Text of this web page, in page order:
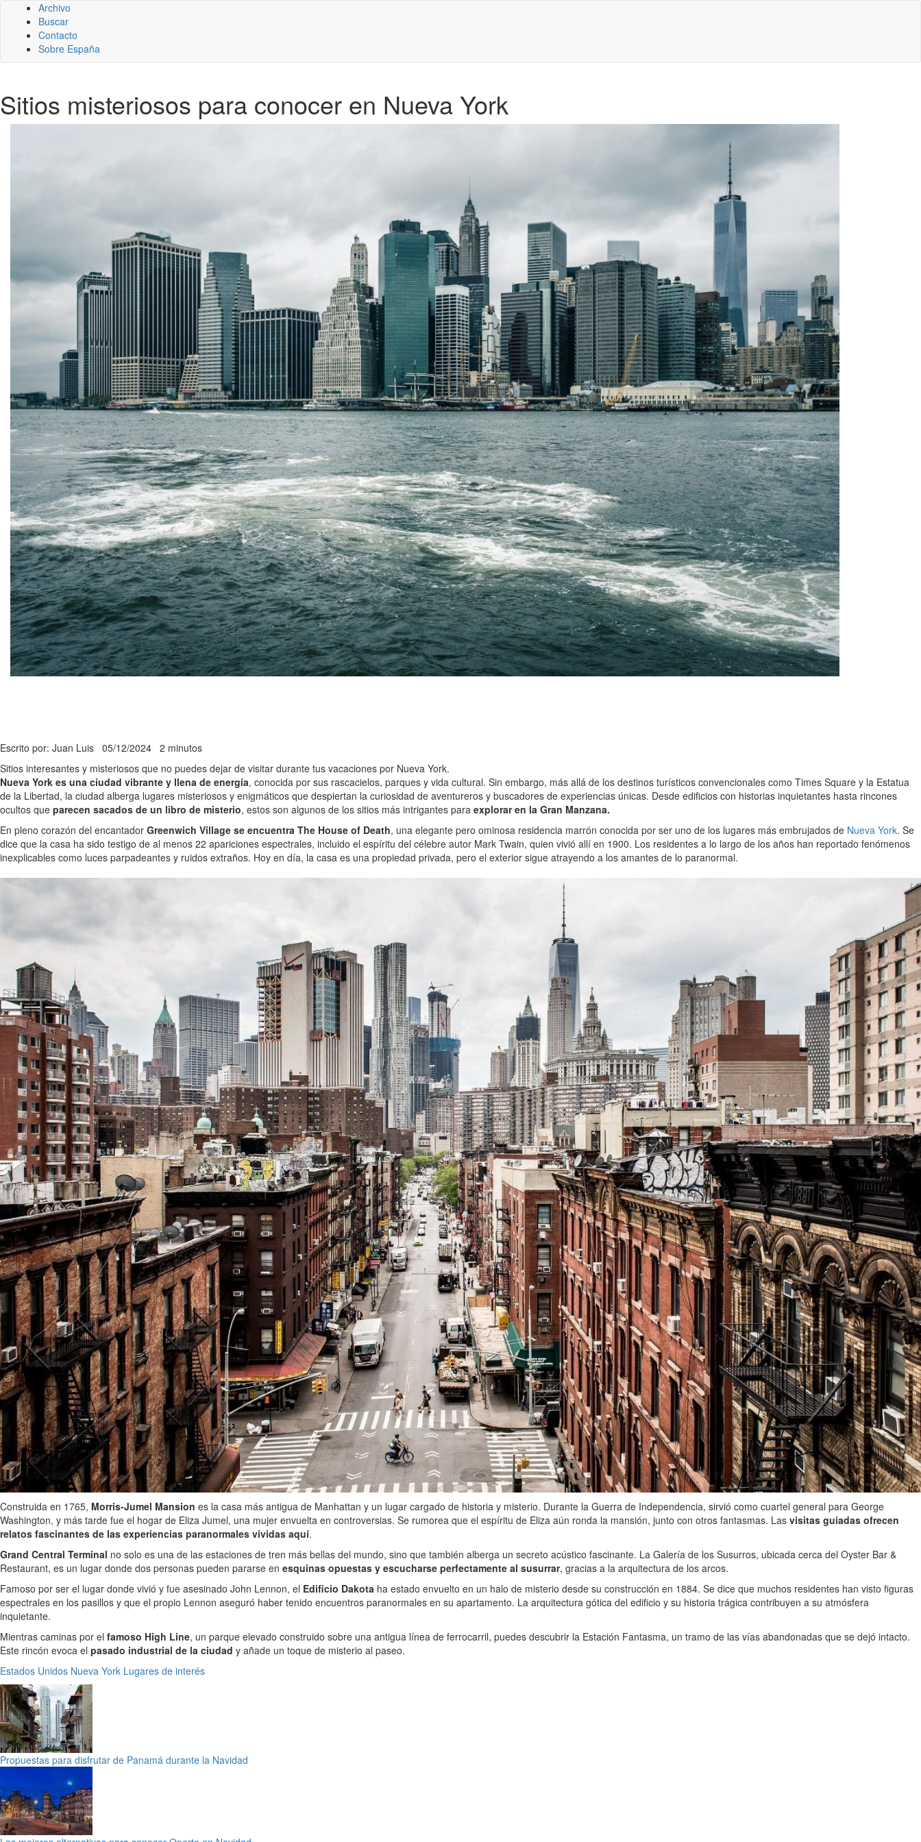
Archivo
Buscar
Contacto
Sobre España
Sitios misteriosos para conocer en Nueva York
Escrito por: Juan Luis 05/12/2024 2 minutos
Sitios interesantes y misteriosos que no puedes dejar de visitar durante tus vacaciones por Nueva York.
Nueva York es una ciudad vibrante y llena de energía, conocida por sus rascacielos, parques y vida cultural. Sin embargo, más allá de los destinos turísticos convencionales como Times Square y la Estatua
de la Libertad, la ciudad alberga lugares misteriosos y enigmáticos que despiertan la curiosidad de aventureros y buscadores de experiencias únicas. Desde edificios con historias inquietantes hasta rincones
ocultos que parecen sacados de un libro de misterio, estos son algunos de los sitios más intrigantes para explorar en la Gran Manzana.
En pleno corazón del encantador Greenwich Village se encuentra The House of Death, una elegante pero ominosa residencia marrón conocida por ser uno de los lugares más embrujados de Nueva York. Se
dice que la casa ha sido testigo de al menos 22 apariciones espectrales, incluido el espíritu del célebre autor Mark Twain, quien vivió allí en 1900. Los residentes a lo largo de los años han reportado fenómenos
inexplicables como luces parpadeantes y ruidos extraños. Hoy en día, la casa es una propiedad privada, pero el exterior sigue atrayendo a los amantes de lo paranormal.
Construida en 1765, Morris-Jumel Mansion es la casa más antigua de Manhattan y un lugar cargado de historia y misterio. Durante la Guerra de Independencia, sirvió como cuartel general para George
Washington, y más tarde fue el hogar de Eliza Jumel, una mujer envuelta en controversias. Se rumorea que el espíritu de Eliza aún ronda la mansión, junto con otros fantasmas. Las visitas guiadas ofrecen
relatos fascinantes de las experiencias paranormales vividas aquí.
Grand Central Terminal no solo es una de las estaciones de tren más bellas del mundo, sino que también alberga un secreto acústico fascinante. La Galería de los Susurros, ubicada cerca del Oyster Bar &
Restaurant, es un lugar donde dos personas pueden pararse en esquinas opuestas y escucharse perfectamente al susurrar, gracias a la arquitectura de los arcos.
Famoso por ser el lugar donde vivió y fue asesinado John Lennon, el Edificio Dakota ha estado envuelto en un halo de misterio desde su construcción en 1884. Se dice que muchos residentes han visto figuras
espectrales en los pasillos y que el propio Lennon aseguró haber tenido encuentros paranormales en su apartamento. La arquitectura gótica del edificio y su historia trágica contribuyen a su atmósfera
inquietante.
Mientras caminas por el famoso High Line, un parque elevado construido sobre una antigua línea de ferrocarril, puedes descubrir la Estación Fantasma, un tramo de las vías abandonadas que se dejó intacto.
Este rincón evoca el pasado industrial de la ciudad y añade un toque de misterio al paseo.
Estados Unidos Nueva York Lugares de interés
Propuestas para disfrutar de Panamá durante la Navidad